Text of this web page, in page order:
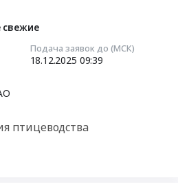
свежие
Подача заявок до (МСК)
18.12.2025 09:39
птицеводства